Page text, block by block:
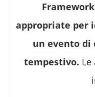
appropriate per
un evento di
tempestivo.